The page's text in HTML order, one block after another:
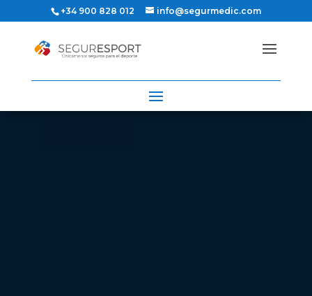
+34 900 828 012 info@segurmedic.com